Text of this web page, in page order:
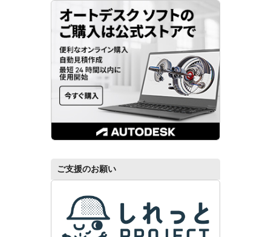
ご支援のお願い